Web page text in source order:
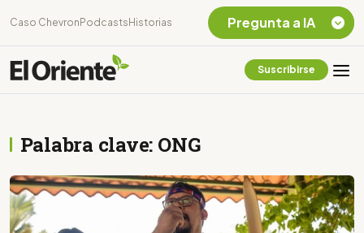
Caso Chevron Podcasts Historias
Suscribirse
Palabra clave: ONG
Pregunta a IA
Amazonia Ecuatoriana
¿En que consiste la
tasa minera que rige en
Ecuador?